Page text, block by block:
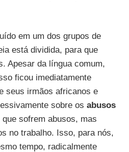
em um dos grupos de
está dividida, para que
Apesar da língua comum,
ficou imediatamente
seus irmãos africanos e
sobre os abusos
sofrem abusos, mas
no trabalho. Isso, para nós,
tempo, radicalmente